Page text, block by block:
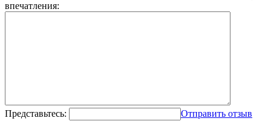
впечатления:
Представьтесь: Отправить отзыв